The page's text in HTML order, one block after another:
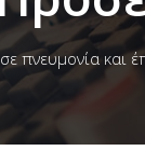
πνευμονία και